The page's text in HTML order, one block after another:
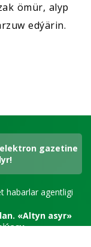
ömür, alyp
edýärin.
gazetine
habarlar agentligi
«Altyn asyr»